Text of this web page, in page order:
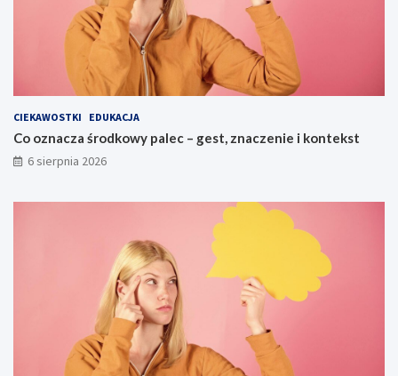
CIEKAWOSTKI EDUKACJA
Co oznacza środkowy palec – gest, znaczenie i kontekst
6 sierpnia 2026